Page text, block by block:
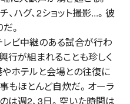
チ、ハグ、2ショット撮影...。彼
。
ビ中継のある試合が行わ
行が組まれることも珍しく
ホテルと会場との往復に
もほとんど自炊だ。オーラ
は週2、3日。空いた時間は